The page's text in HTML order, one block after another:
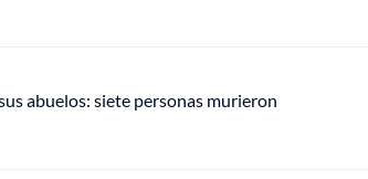
abuelos: siete personas murieron